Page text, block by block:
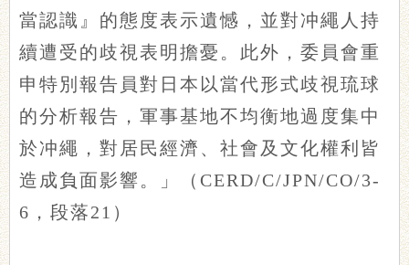
當認識』的態度表示遺憾，並對冲繩人持
續遭受的歧視表明擔憂。此外，委員會重
申特別報告員對日本以當代形式歧視琉球
的分析報告，軍事基地不均衡地過度集中
於冲繩，對居民經濟、社會及文化權利皆
造成負面影響。」（CERD/C/JPN/CO/3-
6，段落21）